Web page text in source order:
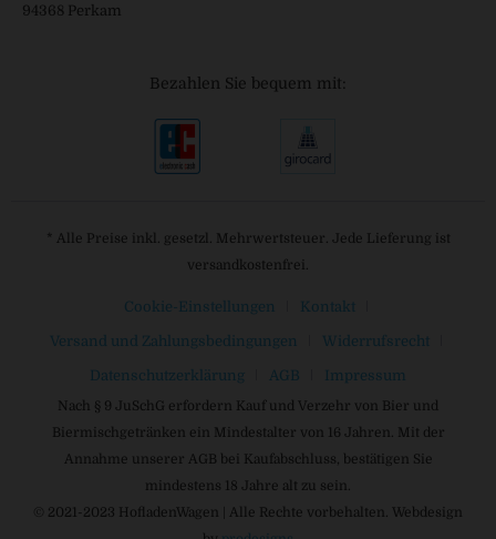
94368 Perkam
Bezahlen Sie bequem mit:
* Alle Preise inkl. gesetzl. Mehrwertsteuer. Jede Lieferung ist
versandkostenfrei.
Cookie-Einstellungen Kontakt
Versand und Zahlungsbedingungen Widerrufsrecht
Datenschutzerklärung AGB Impressum
Nach § 9 JuSchG erfordern Kauf und Verzehr von Bier und
Biermischgetränken ein Mindestalter von 16 Jahren. Mit der
Annahme unserer AGB bei Kaufabschluss, bestätigen Sie
mindestens 18 Jahre alt zu sein.
© 2021-2023 HofladenWagen | Alle Rechte vorbehalten. Webdesign